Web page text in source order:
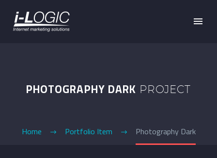
PHOTOGRAPHY DARK PROJECT
Home Portfolio Item Photography Dark